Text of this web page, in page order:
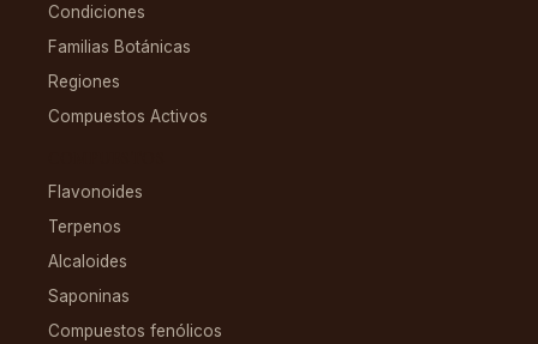
Condiciones
Familias Botánicas
Regiones
Compuestos Activos
Flavonoides
Terpenos
Alcaloides
Saponinas
Compuestos fenólicos